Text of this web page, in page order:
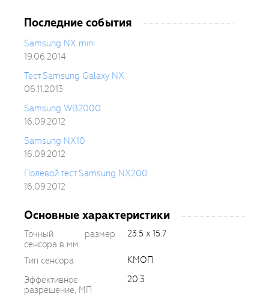
Последние события
Samsung NX mini
19.06.2014
Тест Samsung Galaxy NX
06.11.2013
Samsung WB2000
16.09.2012
Samsung NX10
16.09.2012
Полевой тест Samsung NX200
16.09.2012
Основные характеристики
Точный размер
сенсора в мм
23.5 x 15.7
Тип сенсора
КМОП
Эффективное
разрешение, МП
20.3